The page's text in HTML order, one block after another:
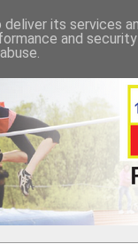
its services
and